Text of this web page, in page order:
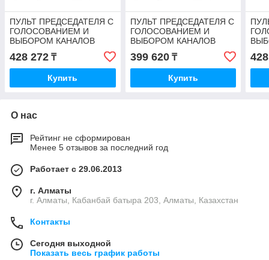
ПУЛЬТ ПРЕДСЕДАТЕЛЯ С
ГОЛОСОВАНИЕМ И
ВЫБОРОМ КАНАЛОВ
ВРЕЗНОЙ VISSONIC VIS-
FFC-F2
428 272 ₸
Купить
ПУЛЬТ ПРЕДСЕДАТЕЛЯ С
ГОЛОСОВАНИЕМ И
ВЫБОРОМ КАНАЛОВ
ВРЕЗНОЙ VISSONIC VIS-
FFC-F1
399 620₸
Купить
О нас
Рейтинг не сформирован
Менее 5 отзывов за последний год
Работает с 29.06.2013
г. Алматы
г. Алматы, Кабанбай батыра 203, Алматы, Казахстан
Контакты
Сегодня выходной
Показать весь график работы